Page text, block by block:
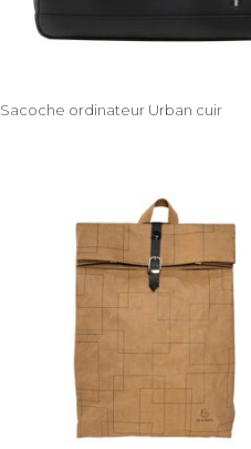
Sacoche ordinateur Urban cuir